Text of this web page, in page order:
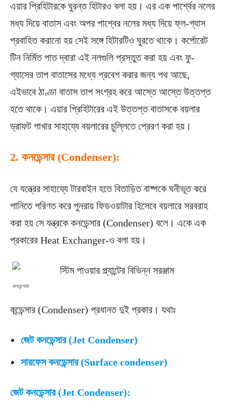
এয়ার প্রিহিটারকে ঘুরন্ত হিটারও বলা হয়। এর এক পার্শ্বের নলের
মধ্য দিয়ে বাতাস এবং অপর পাশ্বের নলের মধ্য দিয়ে ফ্ল-গ্যাস
প্রবাহিত করানো হয় সেই সঙ্গে হিটারটিও ঘুরতে থাকে। কর্পোরেট
টিন নির্মিত পাত দ্বারা এই নলগুলি প্রস্তুত করা হয় এবং ফু-
গ্যাসের তাপ বাতাসের মধ্যে প্রবেশ করার জন্য পথ আছে,
এইভাবে ঠাণ্ডা বাতাস তাপ সংগ্রহ করে আস্তে আস্তে উত্তপ্ত
হতে থাকে। এয়ার প্রিহিটারের এই উত্তপ্ত বাতাসকে বয়লার
ড্রাফট পাখার সাহা্য্যে বয়লারের চুল্লিতে প্রেরণ করা হয়।
2. কনডেন্সার (Condenser):
যে যন্ত্রের সাহায্যে টারবাইন হতে বিতাড়িত বাষ্পকে ঘনীভূত করে
পানিতে পরিণত করে পুনরায় ফিডওয়াটার হিসেবে বয়লারে সরবরাহ
করা হয় সে যন্ত্রকে কনডেন্সার (Condenser) বলে। একে এক
প্রকারের Heat Exchanger-ও বলা হয়।
কনডেন্সার
কন্ডেন্সার (Condenser) প্রধানত দুই প্রকার। যথাঃ
জেট কনডেন্সার (Jet Condenser)
সারফেস কনডেন্সার (Surface condenser)
জেট কনডেন্সার (Jet Condenser):